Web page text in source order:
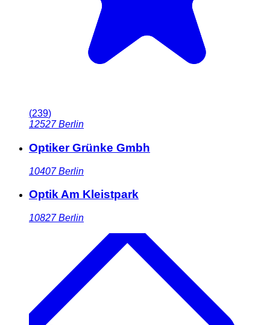
(239)
12527 Berlin
Optiker Grünke Gmbh
10407 Berlin
Optik Am Kleistpark
10827 Berlin